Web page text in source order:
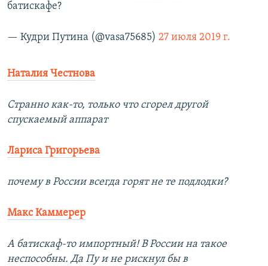
батискафе?
— Кудри Путина (@vasa75685) 27 июля 2019 г.
Наталия Честнова
Странно как-то, только что сгорел другой
спускаемый аппарат
Лариса Григорьева
почему в России всегда горят не те подлодки?
Макс Каммерер
А батискаф-то импортный! В России на такое
неспособны. Да Пу и не рискнул бы в